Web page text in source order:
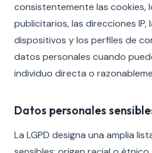
consistentemente las cookies,
publicitarios, las direcciones IP,
dispositivos y los perfiles de
datos personales cuando
individuo directa o
Datos personales
La LGPD designa una amplia